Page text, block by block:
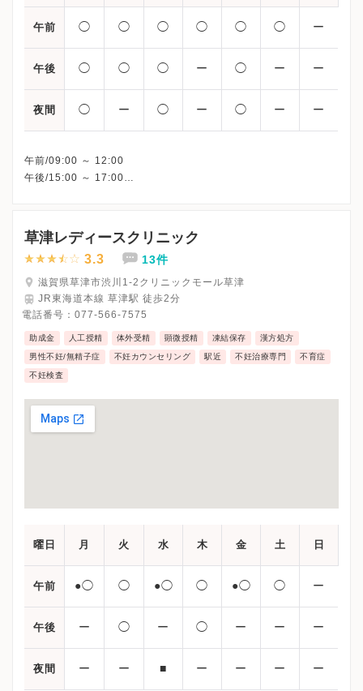
午前 ◯ ◯ ◯ ◯ ◯ ◯ ー
午後 ◯ ◯ ◯ ー ◯ ー ー
夜間 ◯ ー ◯ ー ◯ ー ー
午前/09:00 ～ 12:00
午後/15:00 ～ 17:00
草津レディースクリニック
3.3 13件
滋賀県草津市渋川1-2クリニックモール草津
JR東海道本線 草津駅 徒歩2分
電話番号： 077-566-7575
助成金 人工授精 体外受精 顕微授精 凍結保存 漢方処方
男性不妊/無精子症 不妊カウンセリング 駅近 不妊治療専門 不育症
不妊検査
曜日 月 火 水 木 金 土 日
午前 ●◯ ◯ ●◯ ◯ ●◯ ◯ ー
午後 ー ◯ ー ◯ ー ー ー
夜間 ー ー ■ ー ー ー ー